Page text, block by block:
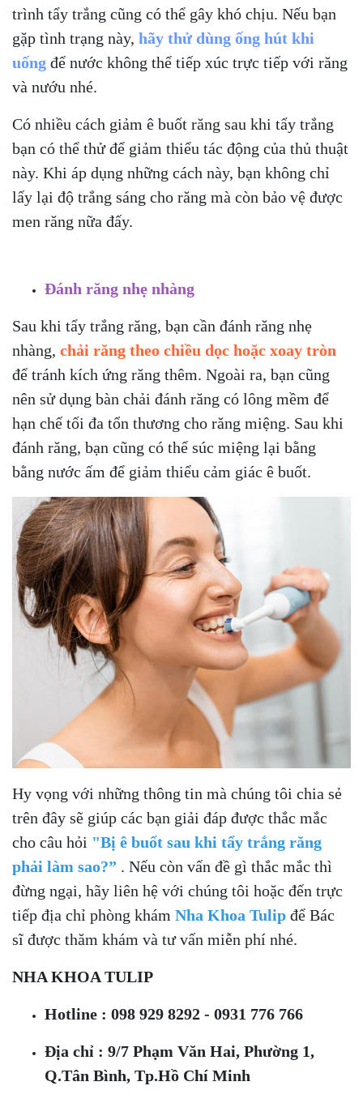
trình tẩy trắng cũng có thể gây khó chịu. Nếu bạn
gặp tình trạng này, hãy thử dùng ống hút khi
uống để nước không thể tiếp xúc trực tiếp với răng
và nướu nhé.
Có nhiều cách giảm ê buốt răng sau khi tẩy trắng
bạn có thể thử để giảm thiểu tác động của thủ thuật
này. Khi áp dụng những cách này, bạn không chỉ
lấy lại độ trắng sáng cho răng mà còn bảo vệ được
men răng nữa đấy.
Đánh răng nhẹ nhàng
Sau khi tẩy trắng răng, bạn cần đánh răng nhẹ
nhàng, chải răng theo chiều dọc hoặc xoay tròn
để tránh kích ứng răng thêm. Ngoài ra, bạn cũng
nên sử dụng bàn chải đánh răng có lông mềm để
hạn chế tối đa tổn thương cho răng miệng. Sau khi
đánh răng, bạn cũng có thể súc miệng lại bằng
bằng nước ấm để giảm thiểu cảm giác ê buốt.
Hy vọng với những thông tin mà chúng tôi chia sẻ
trên đây sẽ giúp các bạn giải đáp được thắc mắc
cho câu hỏi "Bị ê buốt sau khi tẩy trắng răng
phải làm sao?” . Nếu còn vấn đề gì thắc mắc thì
đừng ngại, hãy liên hệ với chúng tôi hoặc đến trực
tiếp địa chỉ phòng khám Nha Khoa Tulip để Bác
sĩ được thăm khám và tư vấn miễn phí nhé.
NHA KHOA TULIP
Hotline : 098 929 8292 - 0931 776 766
Địa chỉ : 9/7 Phạm Văn Hai, Phường 1,
Q.Tân Bình, Tp.Hồ Chí Minh